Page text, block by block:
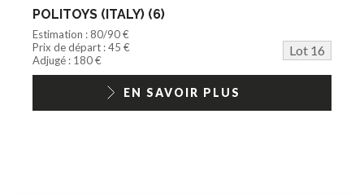
POLITOYS (ITALY) (6)
Estimation : 80/90 €
Prix de départ : 45 €
Lot 16
Adjugé : 180 €
EN SAVOIR PLUS